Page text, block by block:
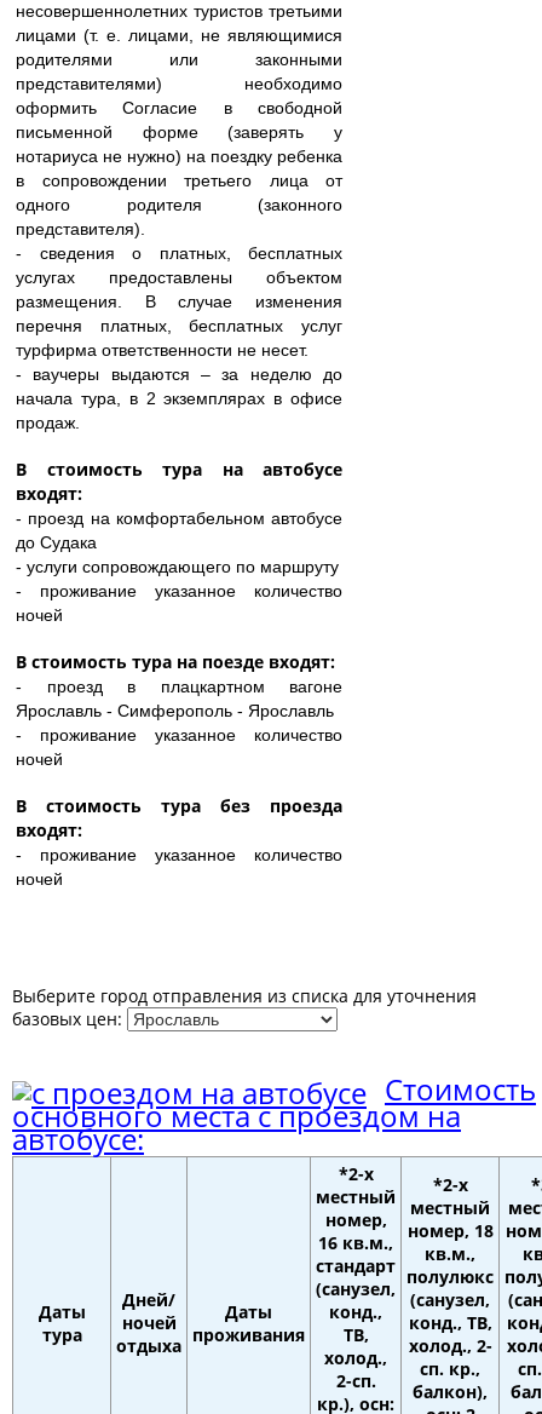
несовершеннолетних туристов третьими
лицами (т. е. лицами, не являющимися
родителями или законными
представителями) необходимо
оформить Согласие в свободной
письменной форме (заверять у
нотариуса не нужно) на поездку ребенка
в сопровождении третьего лица от
одного родителя (законного
представителя).
- сведения о платных, бесплатных
услугах предоставлены объектом
размещения. В случае изменения
перечня платных, бесплатных услуг
турфирма ответственности не несет.
- ваучеры выдаются – за неделю до
начала тура, в 2 экземплярах в офисе
продаж.
В стоимость тура на автобусе
входят:
- проезд на комфортабельном автобусе
до Судака
- услуги сопровождающего по маршруту
- проживание указанное количество
ночей
В стоимость тура на поезде входят:
- проезд в плацкартном вагоне
Ярославль - Симферополь - Ярославль
- проживание указанное количество
ночей
В стоимость тура без проезда
входят:
- проживание указанное количество
ночей
Выберите город отправления из списка для уточнения
базовых цен:
Стоимость
основного места с проездом на
автобусе:
Даты
тура
Дней/
ночей
отдыха
Даты
проживания
*2-х
местный
номер,
16 кв.м.,
стандарт
(санузел,
конд.,
ТВ,
холод.,
2-сп.
кр.), осн:
*2-х
местный
номер, 18
кв.м.,
полулюкс
(санузел,
конд., ТВ,
холод., 2-
сп. кр.,
балкон),